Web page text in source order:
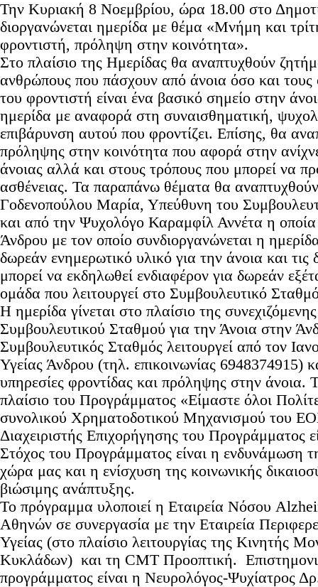
Την Κυριακή 8 Νοεμβρίου, ώρα 18.00 στο
διοργανώνεται ημερίδα με θέμα «Μνήμη και
φροντιστή, πρόληψη στην κοινότητα».
Στο πλαίσιο της Ημερίδας θα αναπτυχθούν
ανθρώπους που πάσχουν από άνοια όσο και τους
του φροντιστή είναι ένα βασικό σημείο στην
ημερίδα με αναφορά στη συναισθηματική,
επιβάρυνση αυτού που φροντίζει. Επίσης, θα
πρόληψης στην κοινότητα που αφορά στην
άνοιας αλλά και στους τρόπους που μπορεί να
ασθένειας. Τα παραπάνω θέματα θα
Γοδενοπούλου Μαρία, Υπεύθυνη του
και από την Ψυχολόγο Καραμφίλ Αννέτα η
Άνδρου με τον οποίο συνδιοργανώνεται η
δωρεάν ενημερωτικό υλικό για την άνοια και τις
μπορεί να εκδηλωθεί ενδιαφέρον για δωρεάν
ομάδα που λειτουργεί στο Συμβουλευτικό
Η ημερίδα γίνεται στο πλαίσιο της
Συμβουλευτικού Σταθμού για την Άνοια στην
Συμβουλευτικός Σταθμός λειτουργεί από τον
Υγείας Άνδρου (τηλ. επικοινωνίας 6948374915)
υπηρεσίες φροντίδας και πρόληψης στην άνοια.
πλαίσιο του Προγράμματος «Είμαστε όλοι
συνολικού Χρηματοδοτικού Μηχανισμού του
Διαχειριστής Επιχορήγησης του
Στόχος του Προγράμματος είναι η ενδυνάμωση
χώρα μας και η ενίσχυση της κοινωνικής
βιώσιμης ανάπτυξης.
Το πρόγραμμα υλοποιεί η Εταιρεία Νόσου
Αθηνών σε συνεργασία με την Εταιρεία
Υγείας (στο πλαίσιο λειτουργίας της Κινητής
Κυκλάδων) και τη CMT Προοπτική.
προγράμματος είναι η Νευρολόγος-Ψυχίατρος